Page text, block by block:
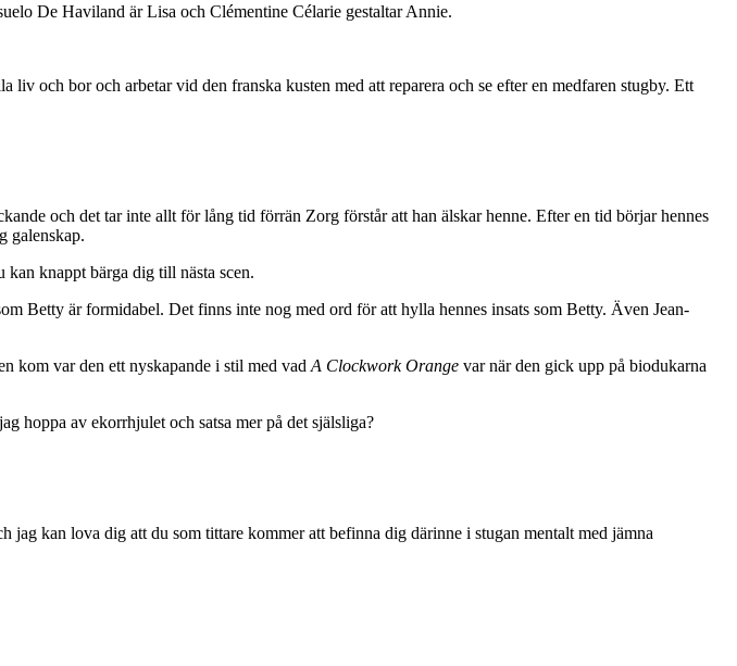
De Haviland är Lisa och Clémentine Célarie gestaltar Annie.
och bor och arbetar vid den franska kusten med att reparera och se efter en medfaren stugby. Ett
och det tar inte allt för lång tid förrän Zorg förstår att han älskar henne. Efter en tid börjar hennes
galenskap.
knappt bärga dig till nästa scen.
Betty är formidabel. Det finns inte nog med ord för att hylla hennes insats som Betty. Även Jean-
kom var den ett nyskapande i stil med vad A Clockwork Orange var när den gick upp på biodukarna
hoppa av ekorrhjulet och satsa mer på det själsliga?
kan lova dig att du som tittare kommer att befinna dig därinne i stugan mentalt med jämna